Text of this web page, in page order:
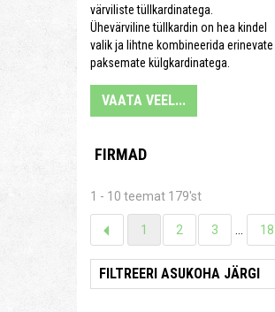
värviliste tüllkardinatega.
Ühevärviline tüllkardin on hea kindel
valik ja lihtne kombineerida erinevate
paksemate külgkardinatega.
VAATA VEEL...
FIRMAD
1 - 10 teemat 179'st
1 2 3 18